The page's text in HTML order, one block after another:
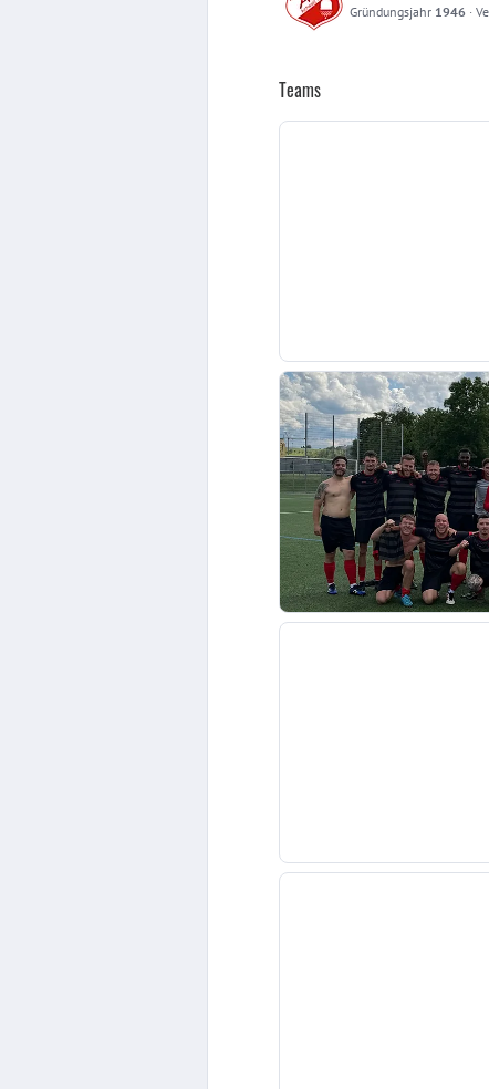
Gründungsjahr 1946 ·
Teams